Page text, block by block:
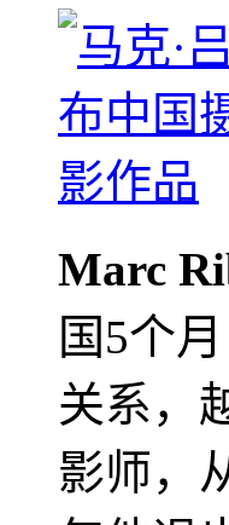
Marc
国5个
关系，
影师，